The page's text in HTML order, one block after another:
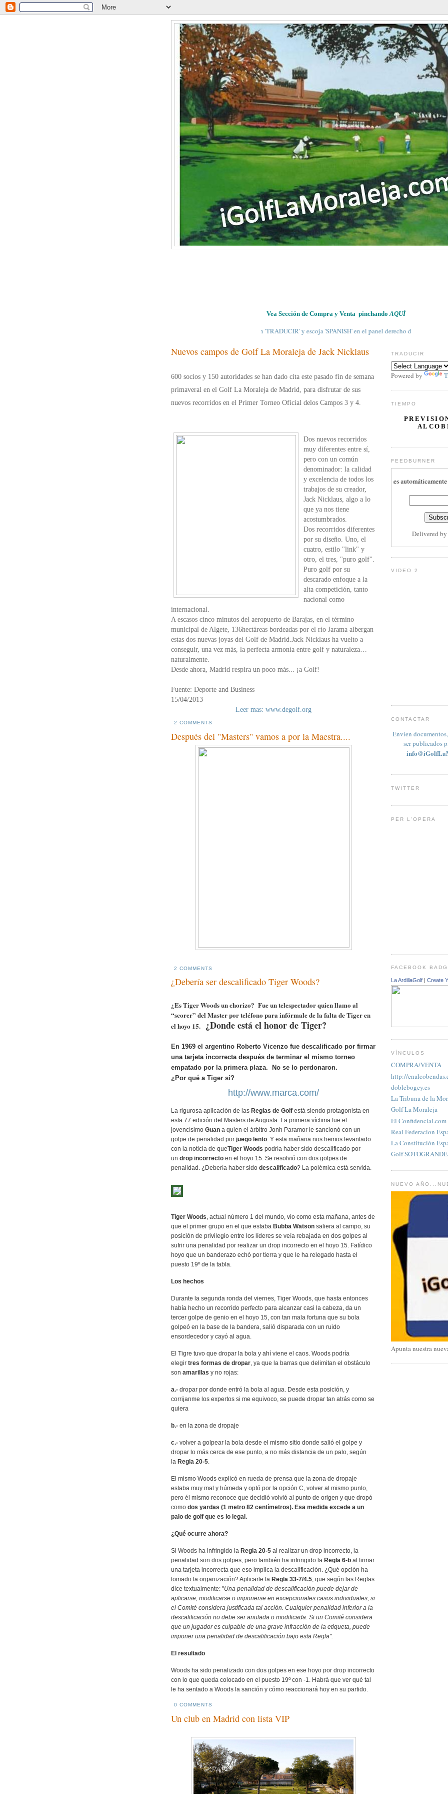
Vea Sección de Compra y Venta pinchandoAQUÍ
Para cambiar al Español pinche 'SELECT LANGUAGE' en 'TRADUCIR' y escoja 'SPANISH' en el panel derecho debajo
Nuevos campos de Golf La Moraleja de Jack Nicklaus
600 socios y 150 autoridades se han dado cita este pasado fin de semana
primaveral en el Golf La Moraleja de Madrid, para disfrutar de sus
nuevos recorridos en el Primer Torneo Oficial delos Campos 3 y 4.
Dos nuevos recorridos
muy diferentes entre sí,
pero con un común
denominador: la calidad
y excelencia de todos los
trabajos de su creador,
Jack Nicklaus, algo a lo
que ya nos tiene
acostumbrados.
Dos recorridos diferentes
por su diseño. Uno, el
cuatro, estilo "link" y
otro, el tres, "puro golf".
Puro golf por su
descarado enfoque a la
alta competición, tanto
nacional como
internacional.
A escasos cinco minutos del aeropuerto de Barajas, en el término
municipal de Algete, 136hectáreas bordeadas por el río Jarama albergan
estas dos nuevas joyas del Golf de Madrid.Jack Nicklaus ha vuelto a
conseguir, una vez más, la perfecta armonía entre golf y naturaleza…
naturalmente.
Desde ahora, Madrid respira un poco más... ¡a Golf!
Fuente: Deporte and Business
15/04/2013
Leer mas: www.degolf.org
2 COMMENTS
Después del "Masters" vamos a por la Maestra....
2 COMMENTS
¿Debería ser descalificado Tiger Woods?
¿Es Tiger Woods un chorizo? Fue un telespectador quien llamo al
“scorer” del Master por teléfono para infórmale de la falta de Tiger en
el hoyo 15. ¿Donde está el honor de Tiger?
En 1969 el argentino Roberto Vicenzo fue descalificado por firmar
una tarjeta incorrecta después de terminar el mismo torneo
empatado por la primera plaza. No se lo perdonaron.
¿Por qué a Tiger si?
http://www.marca.com/
La rigurosa aplicación de las Reglas de Golf está siendo protagonista en
esta 77 edición del Masters de Augusta. La primera víctima fue el
jovencísimo Guan a quien el árbitro Jonh Paramor le sancionó con un
golpe de penalidad por juego lento . Y esta mañana nos hemos levantado
con la noticia de queTiger Woods podría haber sido descalificado por
un drop incorrecto en el hoyo 15. Se resolvió con dos golpes de
penalidad. ¿Debería haber sido descalificado? La polémica está servida.
Tiger Woods , actual número 1 del mundo, vio como esta mañana, antes de
que el primer grupo en el que estaba Bubba Watson saliera al campo, su
posición de privilegio entre los líderes se veía rebajada en dos golpes al
sufrir una penalidad por realizar un drop incorrecto en el hoyo 15. Fatídico
hoyo que un banderazo echó por tierra y que le ha relegado hasta el
puesto 19º de la tabla.
Los hechos
Durante la segunda ronda del viernes, Tiger Woods, que hasta entonces
había hecho un recorrido perfecto para alcanzar casi la cabeza, da un
tercer golpe de genio en el hoyo 15, con tan mala fortuna que su bola
golpeó en la base de la bandera, salió disparada con un ruido
ensordecedor y cayó al agua.
El Tigre tuvo que dropar la bola y ahí viene el caos. Woods podría
elegir tres formas de dropar , ya que la barras que delimitan el obstáculo
son amarillas y no rojas:
a.- dropar por donde entró la bola al agua. Desde esta posición, y
corrijanme los expertos si me equivoco, se puede dropar tan atrás como se
quiera
b.- en la zona de dropaje
c.- volver a golpear la bola desde el mismo sitio donde salió el golpe y
dropar lo más cerca de ese punto, a no más distancia de un palo, según
la Regla 20-5
El mismo Woods explicó en rueda de prensa que la zona de dropaje
estaba muy mal y húmeda y optó por la opción C, volver al mismo punto,
pero él mismo reconoce que decidió volvió al punto de origen y que dropó
como dos yardas (1 metro 82 centímetros). Esa medida excede a un
palo de golf que es lo legal.
¿Qué ocurre ahora?
Si Woods ha infringido la Regla 20-5 al realizar un drop incorrecto, la
penalidad son dos golpes, pero también ha infringido la Regla 6-b al firmar
una tarjeta incorrecta que eso implica la descalificación. ¿Qué opción ha
tomado la organización? Aplicarle la Regla 33-7/4.5 , que según las Reglas
dice textualmente: "Una penalidad de descalificación puede dejar de
aplicarse, modificarse o imponerse en excepcionales casos individuales, si
el Comité considera justificada tal acción. Cualquier penalidad inferior a la
descalificación no debe ser anulada o modificada. Si un Comité considera
que un jugador es culpable de una grave infracción de la etiqueta, puede
imponer una penalidad de descalificación bajo esta Regla".
El resultado
Woods ha sido penalizado con dos golpes en ese hoyo por drop incorrecto
con lo que queda colocado en el puesto 19º con -1. Habrá que ver qué tal
le ha sentado a Woods la sanción y cómo reaccionará hoy en su partido.
0 COMMENTS
Un club en Madrid con lista VIP
TRADUCIR
Powered by
TIEMPO
FEEDBURNER
Subscribete aquí para recibir actulizaciones automáticamente
Delivered by
VIDEO 2
CONTACTAR
Envíen
ser publicados
TWITTER
PER L'OPERA
FACEBOOK
La ArdillaGolf | Create
VÍNCULOS
COMPRA/VENTA
http://
doblebogey.es
La Tribuna de la
Golf La Moraleja
El Confidencial.com
Real Federacion
La Constitución
Golf
NUEVO
Apunta nuestra